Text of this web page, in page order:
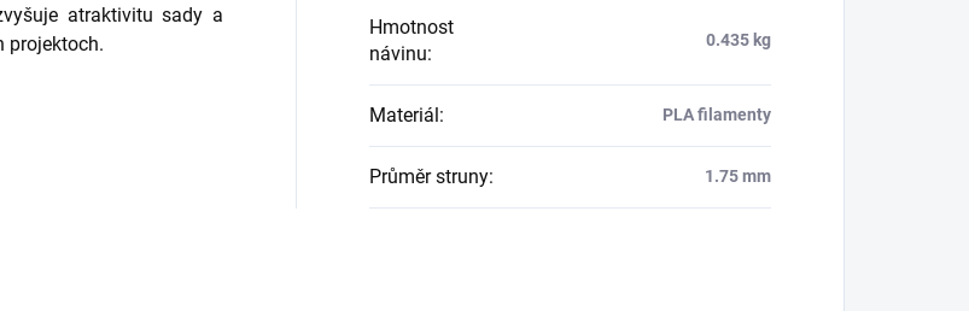
atraktivitu sady a
projektoch.
Hmotnost
návinu:
0.435 kg
Materiál : PLA filamenty
Průměr struny: 1.75 mm